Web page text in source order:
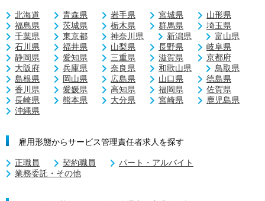
北海道 青森県 岩手県 宮城県
山形県
福島県
茨城県 栃木県 群馬県
埼玉県
千葉県
東京都 神奈川県 新潟県
富山県
石川県
福井県 山梨県 長野県
岐阜県
静岡県
愛知県 三重県 滋賀県
京都府
大阪府
兵庫県 奈良県 和歌山県
鳥取県
島根県
岡山県 広島県 山口県
徳島県
香川県
愛媛県 高知県 福岡県
佐賀県
長崎県
熊本県 大分県 宮崎県
鹿児島県
沖縄県
雇用形態からサービス管理責任者求人を探す
正職員 契約職員
パート・アルバイト
業務委託・その他